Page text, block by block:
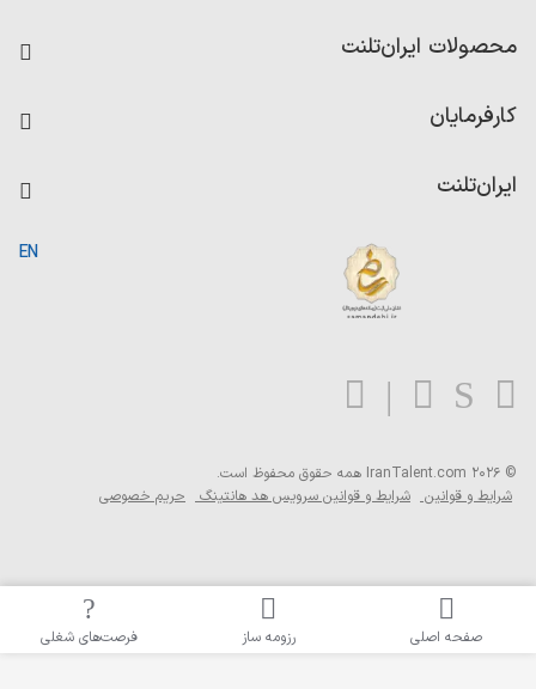
رزومه ساز
امتیاز شرکت‌ها
محصولات ایران‌تلنت
کاردیکس
کارفرمایان
ایران‌تلنت
بلاگ
EN
© 2026 IranTalent.com
همه حقوق محفوظ است.
شرایط و قوانین
شرایط و قوانین سرویس هد هانتینگ حریم خصوصی
صفحه اصلی رزومه ساز فرصت‌های شغلی